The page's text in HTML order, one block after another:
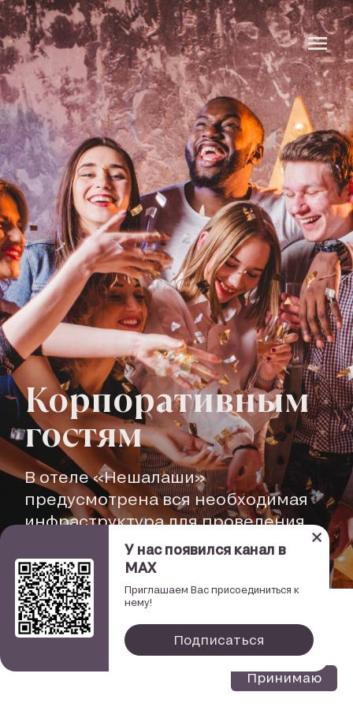
Корпоративным
гостям
В отеле «Нешалаши»
предусмотрена вся необходимая
инфраструктура для проведения
корпоративных мероприятий
Настройки файлов cookie
Мы используем Cookie. Если вы продолжаете использовать наш сайт,
политикой конфиденциальности
. Согласие
Принимаю
У нас появился канал в
MAX
Приглашаем Вас присоединиться к
нему!
Подписаться